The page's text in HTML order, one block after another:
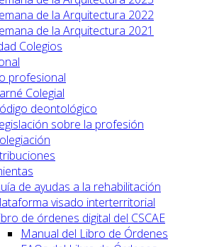
de la Arquitectura 2022
de la Arquitectura 2021
Colegios
profesional
Colegial
deontológico
sobre la profesión
de ayudas a la rehabilitación
visado interterritorial
de órdenes digital del CSCAE
Manual del Libro de Órdenes